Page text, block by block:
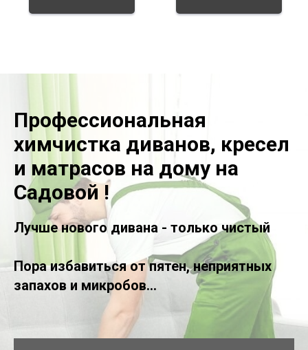
Профессиональная
химчистка диванов, кресел
и матрасов на дому на
Садовой !
Лучше нового дивана - только чистый
Пора избавиться от пятен, неприятных
запахов и микробов...